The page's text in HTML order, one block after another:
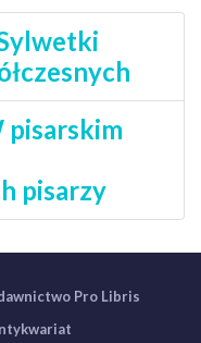
pisarskim
pisarzy
Pro Libris